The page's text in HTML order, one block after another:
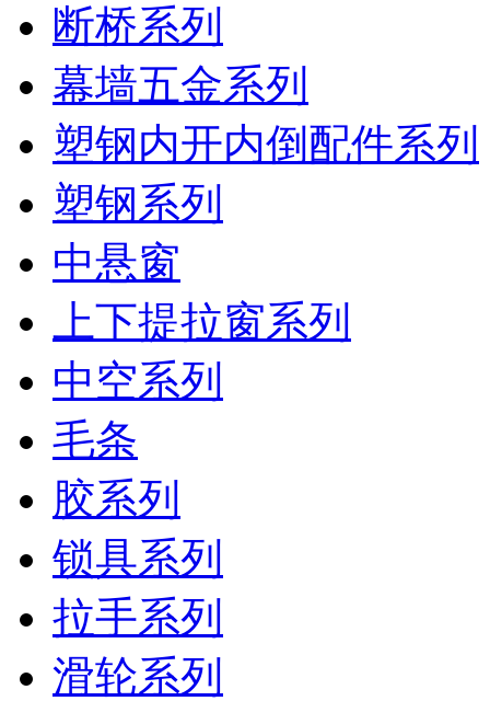
断桥系列
幕墙五金系列
塑钢内开内倒配件系列
塑钢系列
中悬窗
上下提拉窗系列
中空系列
毛条
胶系列
锁具系列
拉手系列
滑轮系列